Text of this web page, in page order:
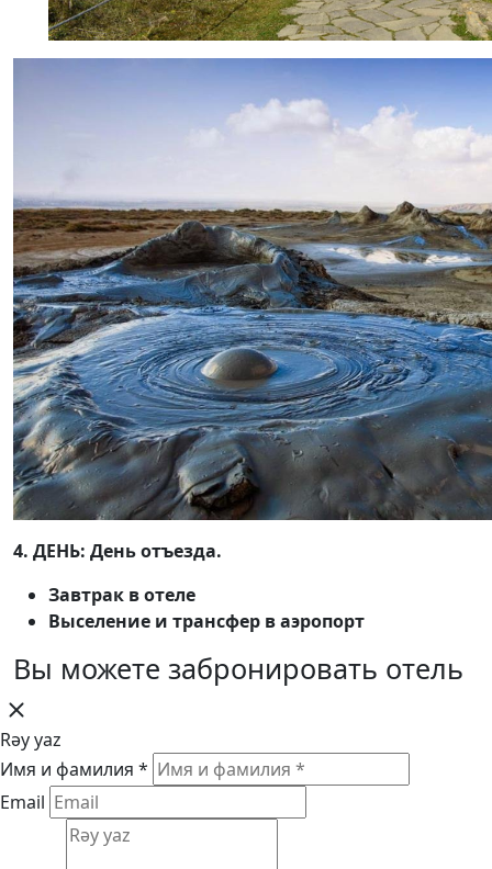
4. ДЕНЬ: День отъезда.
Завтрак в отеле
Выселение и трансфер в аэропорт
Вы можете забронировать отель
Rəy yaz
Имя и фамилия *
Email